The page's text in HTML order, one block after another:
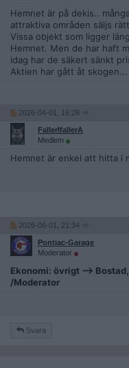
Hemnet är på dekis..
attraktiva områden säljs
Vissa objekt som ligger
Hemnet. Men de har haft
idag har de säkert sänkt
Aktien har gått åt skogen...
2026-04-01, 16:28
FallerIfallerA
Medlem
Hemnet är enkel att hitta i
2026-06-01, 21:34
Pontiac-Garage
Moderator
Ekonomi: övrigt -->
/Moderator
Svara